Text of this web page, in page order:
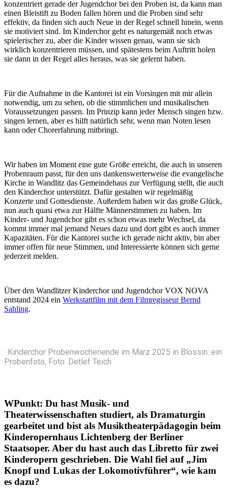
konzentriert gerade der Jugendchor bei den Proben ist, da kann man
einen Bleistift zu Boden fallen hören und die Proben sind sehr
effektiv, da finden sich auch Neue in der Regel schnell hinein, wenn
sie motiviert sind. Im Kinderchor geht es naturgemäß noch etwas
spielerischer zu, aber die Kinder wissen genau, wann sie sich
wirklich konzentrieren müssen, und spätestens beim Auftritt holen
sie dann in der Regel alles heraus, was sie gelernt haben.
Für die Aufnahme in die Kantorei ist ein Vorsingen mit mir allein
notwendig, um zu sehen, ob die stimmlichen und musikalischen
Voraussetzungen passen. Im Prinzip kann jeder Mensch singen bzw.
singen lernen, aber es hilft natürlich sehr, wenn man Noten lesen
kann oder Chorerfahrung mitbringt.
Wir haben im Moment eine gute Größe erreicht, die auch in unseren
Probenraum passt, für den uns dankenswerterweise die evangelische
Kirche in Wandlitz das Gemeindehaus zur Verfügung stellt, die auch
den Kinderchor unterstützt. Dafür gestalten wir regelmäßig
Konzerte und Gottesdienste. Außerdem haben wir das große Glück,
nun auch quasi etwa zur Hälfte Männerstimmen zu haben. Im
Kinder- und Jugendchor gibt es schon etwas mehr Wechsel, da
kommt immer mal jemand Neues dazu und dort gibt es auch immer
Kapazitäten. Für die Kantorei suche ich gerade nicht aktiv, bin aber
immer offen für neue Stimmen, und Interessierte können sich gerne
jederzeit melden.
Über den Wandlitzer Kinderchor und Jugendchor VOX NOVA
entstand 2024 ein Werkstattfilm mit dem Filmregisseur Bernd
Sahling.
· Kinderchor Probenwochenende im März 2025 in Blossin: ein
Probenfoto, Foto: Detlef Teich
WPunkt: Du hast Musik- und
Theaterwissenschaften studiert, als Dramaturgin
gearbeitet und bist als Musiktheaterpädagogin beim
Kinderopernhaus Lichtenberg der Berliner
Staatsoper. Aber du hast auch das Libretto für zwei
Kinderopern geschrieben. Die Wahl fiel auf „Jim
Knopf und Lukas der Lokomotivführer“, wie kam
es dazu?